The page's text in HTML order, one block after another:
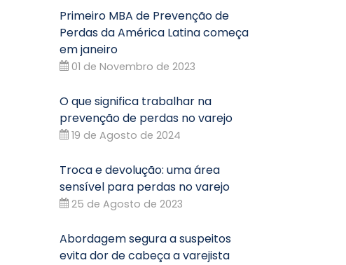
Primeiro MBA de Prevenção de
Perdas da América Latina começa
em janeiro
01 de Novembro de 2023
O que significa trabalhar na
prevenção de perdas no varejo
19 de Agosto de 2024
Troca e devolução: uma área
sensível para perdas no varejo
25 de Agosto de 2023
Abordagem segura a suspeitos
evita dor de cabeça a varejista